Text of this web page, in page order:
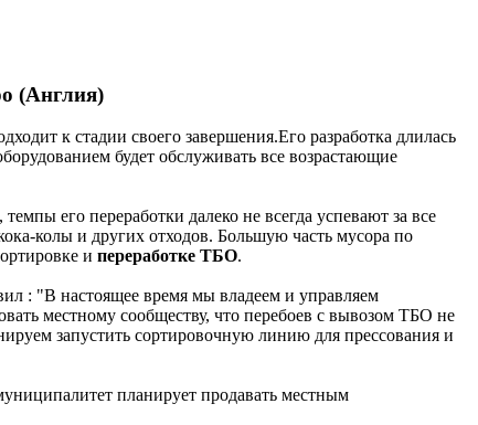
(Англия)
к стадии своего завершения.Его разработка длилась
будет обслуживать все возрастающие
его переработки далеко не всегда успевают за все
колы и других отходов. Большую часть мусора по
и переработке ТБО.
: "В настоящее время мы владеем и управляем
местному сообществу, что перебоев с вывозом ТБО не
запустить сортировочную линию для прессования и
планирует продавать местным